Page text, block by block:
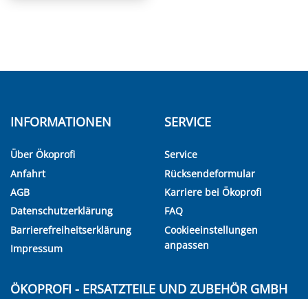
INFORMATIONEN
Über Ökoprofi
Anfahrt
AGB
Datenschutzerklärung
Barrierefreiheitserklärung
Impressum
SERVICE
Service
Rücksendeformular
Karriere bei Ökoprofi
FAQ
Cookieeinstellungen
anpassen
ÖKOPROFI - ERSATZTEILE UND ZUBEHÖR GMBH